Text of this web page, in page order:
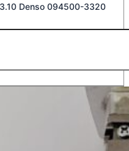
Denso 094500-3320